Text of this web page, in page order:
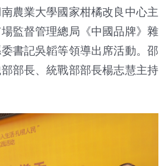
農業大學國家柑橘改良中心主
監督管理總局《中國品牌》雜
書記吳韜等領導出席活動。邵
部長、統戰部部長楊志慧主持